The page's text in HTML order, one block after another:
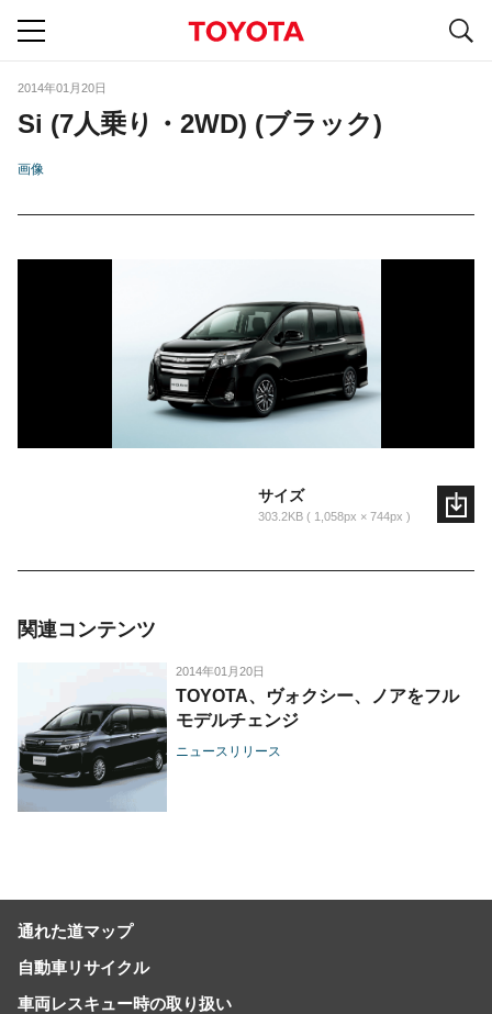
2014年01月20日
Si (7人乗り・2WD) (ブラック)
画像
サイズ
303.2KB 1,058px × 744px
関連コンテンツ
2014年01月20日
TOYOTA、ヴォクシー、ノアをフル
モデルチェンジ
ニュースリリース
通れた道マップ
自動車リサイクル
車両レスキュー時の取り扱い